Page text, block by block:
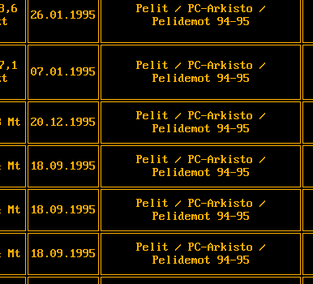
26.01.1995
Pelit / PC-Arkisto /
Pelidemot 94-95
07.01.1995
Pelit / PC-Arkisto /
Pelidemot 94-95
Mt 20.12.1995
Pelit / PC-Arkisto /
Pelidemot 94-95
Mt 18.09.1995
Pelit / PC-Arkisto /
Pelidemot 94-95
Mt 18.09.1995
Pelit / PC-Arkisto /
Pelidemot 94-95
Mt 18.09.1995
Pelit / PC-Arkisto /
Pelidemot 94-95